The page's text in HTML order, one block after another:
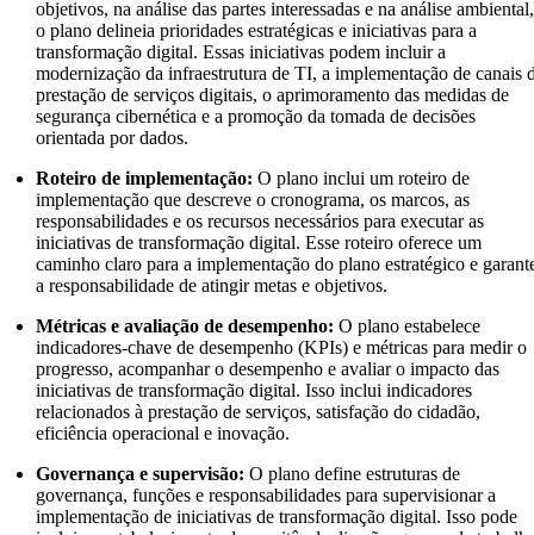
objetivos, na análise das partes interessadas e na análise ambiental,
o plano delineia prioridades estratégicas e iniciativas para a
transformação digital. Essas iniciativas podem incluir a
modernização da infraestrutura de TI, a implementação de canais
prestação de serviços digitais, o aprimoramento das medidas de
segurança cibernética e a promoção da tomada de decisões
orientada por dados.
Roteiro de implementação:O plano inclui um roteiro de
implementação que descreve o cronograma, os marcos, as
responsabilidades e os recursos necessários para executar as
iniciativas de transformação digital. Esse roteiro oferece um
caminho claro para a implementação do plano estratégico e
a responsabilidade de atingir metas e objetivos.
Métricas e avaliação de desempenho: O plano estabelece
indicadores-chave de desempenho (KPIs) e métricas para medir o
progresso, acompanhar o desempenho e avaliar o impacto das
iniciativas de transformação digital. Isso inclui indicadores
relacionados à prestação de serviços, satisfação do cidadão,
eficiência operacional e inovação.
Governança e supervisão:O plano define estruturas de
governança, funções e responsabilidades para supervisionar a
implementação de iniciativas de transformação digital. Isso pode